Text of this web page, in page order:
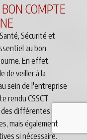
COMPTE
Sécurité et
au bon
En effet,
de veiller à la
sein de l'entreprise
rendu CSSCT
des différentes
mais également
si nécessaire.